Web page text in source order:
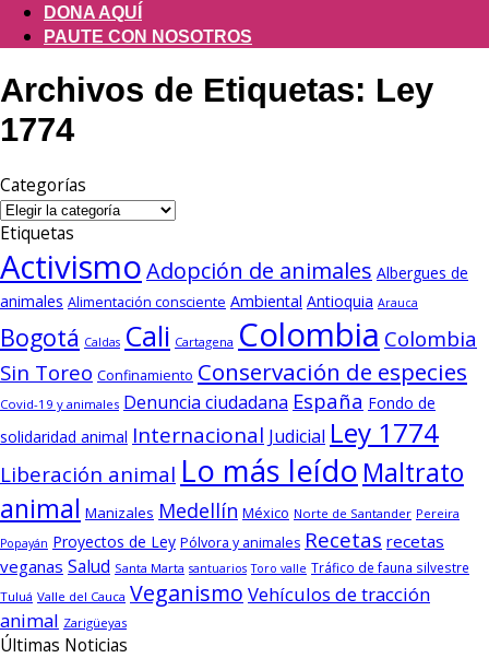
DONA AQUÍ
PAUTE CON NOSOTROS
Archivos de Etiquetas: Ley
1774
Categorías
Categorías
Etiquetas
ActivismoAdopción de animales Albergues de
animales Alimentación consciente Ambiental Antioquia Arauca
Bogotá Caldas Cali Cartagena Colombia Colombia
Sin Toreo Confinamiento Conservación de especies
Covid-19 y animales Denuncia ciudadana España Fondo de
solidaridad animal Internacional Judicial Ley 1774
Liberación animal Lo más leído Maltrato
animal Manizales Medellín México Norte de Santander Pereira
Popayán Proyectos de Ley Pólvora y animales Recetas recetas
veganas Salud Santa Marta santuarios Toro valle Tráfico de fauna silvestre
Tuluá Valle del Cauca Veganismo Vehículos de tracción
animal Zarigüeyas
Últimas Noticias